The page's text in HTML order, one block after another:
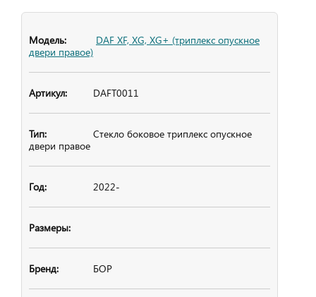
DAF XF, XG, XG+ (триплекс опускное
двери правое)
DAFT0011
Стекло боковое триплекс опускное
двери правое
2022-
БОР